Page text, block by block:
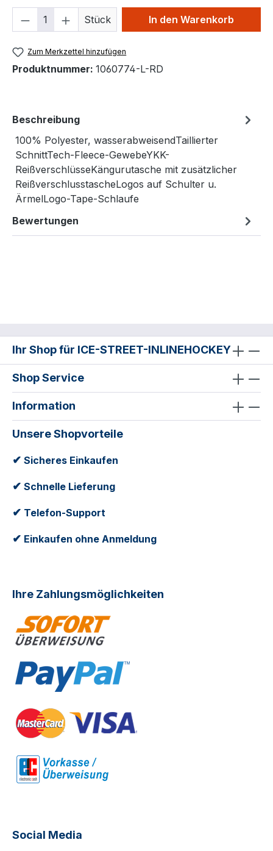
Produkt Anzahl: Gib den
Stück In den Warenkorb
Zum Merkzettel hinzufügen
Produktnummer: 1060774-L-RD
Beschreibung
100% Polyester, wasserabweisendTaillierter
SchnittTech-Fleece-GewebeYKK-
ReißverschlüsseKängurutasche mit zusätzlicher
ReißverschlusstascheLogos auf Schulter u.
ÄrmelLogo-Tape-Schlaufe
Bewertungen
Ihr Shop für ICE-STREET-INLINEHOCKEY
Shop Service
Information
Unsere Shopvorteile
✔ Sicheres Einkaufen
✔ Schnelle Lieferung
✔ Telefon-Support
✔ Einkaufen ohne Anmeldung
Ihre Zahlungsmöglichkeiten
Social Media